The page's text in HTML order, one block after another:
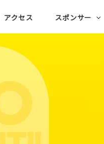
アクセス スポンサー